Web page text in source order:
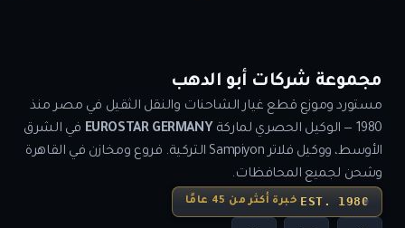
مجموعة شركات أبو الدهب
مستورد وموزع قطع غيار الشاحنات والنقل الثقيل في مصر منذ
1980 — الوكيل الحصري لماركة
EUROSTAR GERMANYفي الشرق
الأوسط، ووكيل فلاتر Sampiyon التركية. فروع ومخازن في القاهرة
وشحن لجميع المحافظات.
EST. 1980خبرة أكثر من 45 عامًا